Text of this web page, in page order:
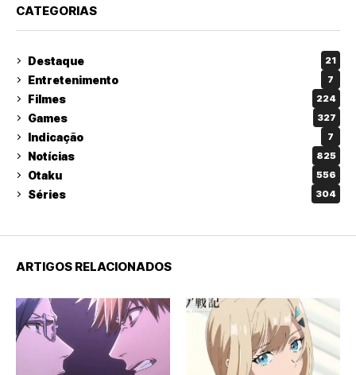
CATEGORIAS
Destaque 21
Entretenimento 7
Filmes 224
Games 327
Indicação 7
Notícias 825
Otaku 556
Séries 304
ARTIGOS RELACIONADOS